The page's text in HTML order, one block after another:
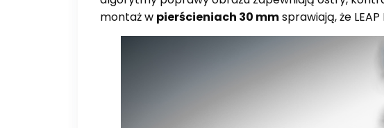
montaż w pierścieniach 30 mmsprawiają, że